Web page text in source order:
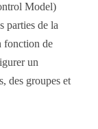
Model)
parties de la
fonction de
un
des groupes et